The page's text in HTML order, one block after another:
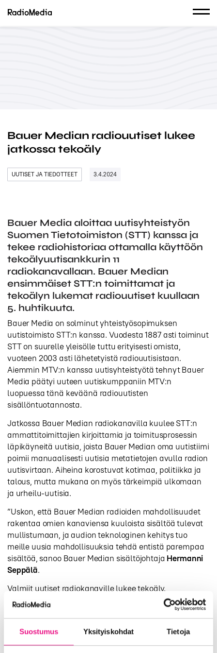
Suostumus Yksityiskohdat Tietoja
Bauer Median radiouutiset lukee
jatkossa tekoäly
UUTISET JA TIEDOTTEET 3.4.2024
Bauer Media aloittaa uutisyhteistyön
Suomen Tietotoimiston (STT) kanssa ja
tekee radiohistoriaa ottamalla käyttöön
tekoälyuutisankkurin 11
radiokanavallaan. Bauer Median
ensimmäiset STT:n toimittamat ja
tekoälyn lukemat radiouutiset kuullaan
5. huhtikuuta.
Bauer Media on solminut yhteistyösopimuksen
uutistoimisto STT:n kanssa. Vuodesta 1887 asti toiminut
STT on suurelle yleisölle tuttu erityisesti omista,
vuoteen 2003 asti lähetetyistä radiouutisistaan.
Aiemmin MTV:n kanssa uutisyhteistyötä tehnyt Bauer
Media päätyi uuteen uutiskumppaniin MTV:n
luopuessa tänä keväänä radiouutisten
sisällöntuotannosta.
Jatkossa Bauer Median radiokanavilla kuulee STT:n
ammattitoimittajien kirjoittamia ja toimitusprosessin
läpikäyneitä uutisia, joista Bauer Median oma uutistiimi
poimii manuaalisesti uutisia metatietojen avulla radion
uutisvirtaan. Aiheina korostuvat kotimaa, politiikka ja
talous, mutta mukana on myös tärkeimpiä ulkomaan
ja urheilu-uutisia.
”Uskon, että Bauer Median radioiden mahdollisuudet
rakentaa omien kanaviensa kuuloista sisältöä tulevat
mullistumaan, ja audion teknologinen kehitys tuo
meille uusia mahdollisuuksia tehdä entistä parempaa
sisältöä, sanoo Bauer Median sisältöjohtaja Hermanni
Seppälä.
Valmiit uutiset radiokanaville lukee tekoäly.
Poikkeustilanteissa Bauer Median oma uutistiimi on
myös valmiudessa reagoimaan nopeasti muuttuviin
Bauer Median innovaatiojohtajan,